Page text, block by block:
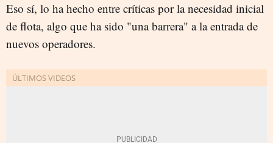
Eso sí, lo ha hecho entre críticas por la necesidad inicial
de flota, algo que ha sido "una barrera" a la entrada de
nuevos operadores.